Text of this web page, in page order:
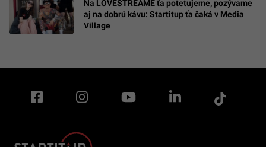
Na LOVESTREAME ťa potetujeme, pozývame
aj na dobrú kávu: Startitup ťa čaká v Media
Village